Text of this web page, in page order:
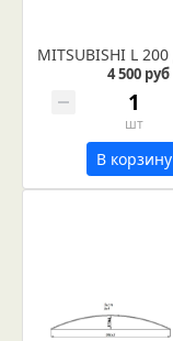
4 500 руб
шт
В корзину